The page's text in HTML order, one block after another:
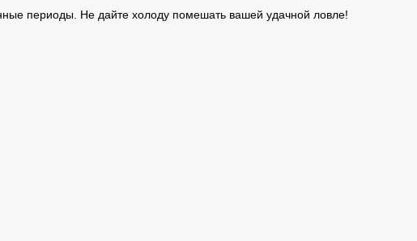
периоды. Не дайте холоду помешать вашей удачной ловле!